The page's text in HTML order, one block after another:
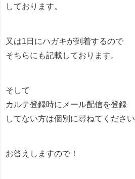
しております。
又は1日にハガキが到着するので
そちらにも記載しております。
そして
カルテ登録時にメール配信を登録
してない方は個別に尋ねてください
お答えしますので！